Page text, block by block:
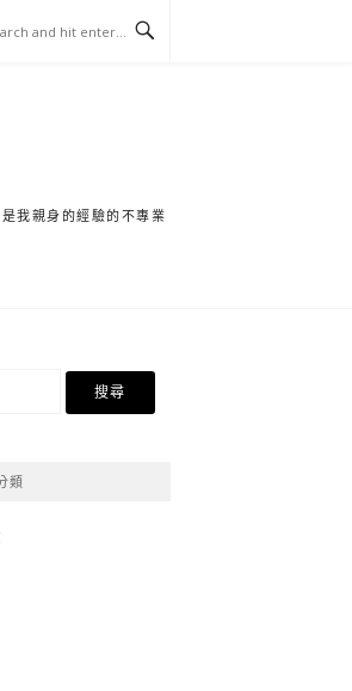
我親身的經驗的不專業
類